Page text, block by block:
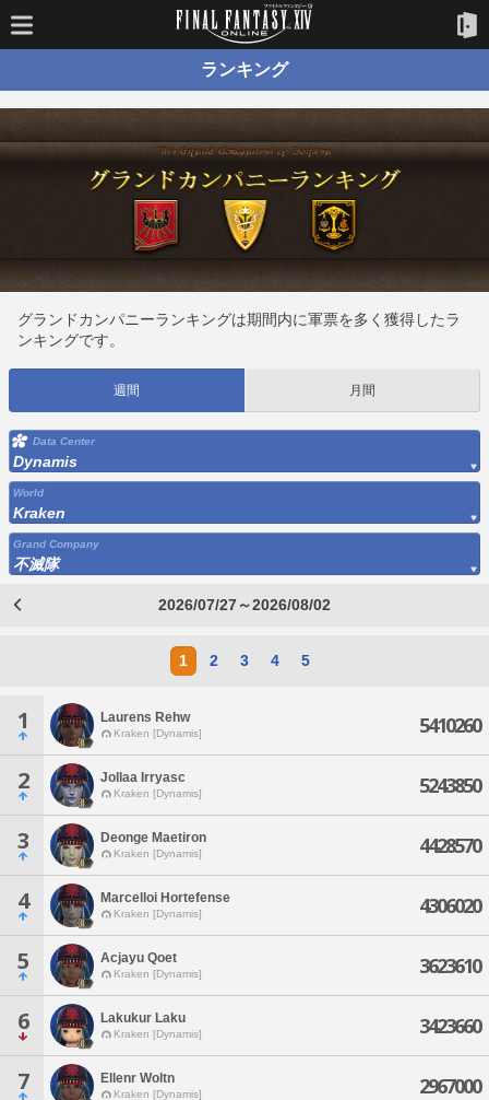
ランキング
グランドカンパニーランキングは期間内に軍票を多く獲得したラ
ンキングです。
週間 月間
Data Center
Dynamis
World
Kraken
Grand Company
不滅隊
2026/07/27～2026/08/02
1 2 3 4 5
1 Laurens Rehw
Kraken [Dynamis] 5410260
2 Jollaa Irryasc
Kraken [Dynamis] 5243850
3 Deonge Maetiron
Kraken [Dynamis] 4428570
4 Marcelloi Hortefense
Kraken [Dynamis] 4306020
5 Acjayu Qoet
Kraken [Dynamis] 3623610
6 Lakukur Laku
Kraken [Dynamis] 3423660
7 Ellenr Woltn
Kraken [Dynamis] 2967000